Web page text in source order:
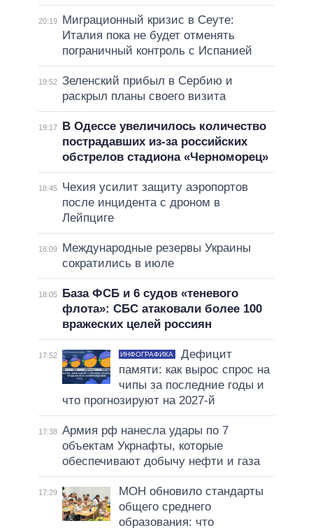
20:19
Миграционный кризис в Сеуте:
Италия пока не будет отменять
пограничный контроль с Испанией
19:52 Зеленский прибыл в Сербию и
раскрыл планы своего визита
19:17
В Одессе увеличилось количество
пострадавших из-за российских
обстрелов стадиона «Черноморец»
18:45
Чехия усилит защиту аэропортов
после инцидента с дроном в
Лейпциге
18:09
Международные резервы Украины
сократились в июле
18:05
База ФСБ и 6 судов «теневого
флота»: СБС атаковали более 100
вражеских целей россиян
17:52 ИНФОГРАФИКА
Дефицит
памяти: как вырос спрос на
чипы за последние годы и
что прогнозируют на 2027-й
17:38 Армия рф нанесла удары по 7
объектам Укрнафты, которые
обеспечивают добычу нефти и газа
17:29
МОН обновило стандарты
общего среднего
образования: что